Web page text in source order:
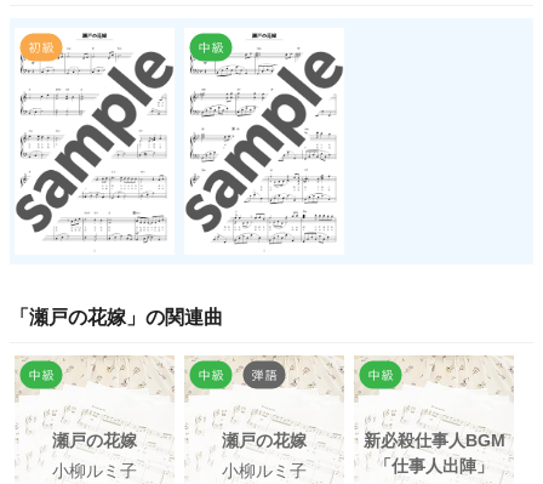
「 瀬戸の花嫁 」の関連曲
瀬戸の花嫁
小柳ルミ子
瀬戸の花嫁
小柳ルミ子
新必殺仕事人BGM
「仕事人出陣」